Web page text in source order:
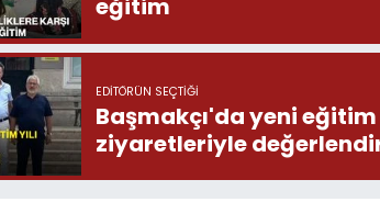
eğitim
EDITÖRÜN SEÇTIĞI
Başmakçı'da yeni eğitim
ziyaretleriyle